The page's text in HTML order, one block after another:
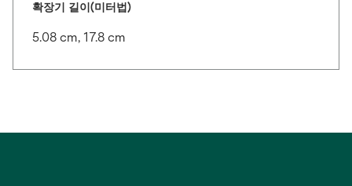
확장기 길이(미터법)
5.08 cm, 17.8 cm